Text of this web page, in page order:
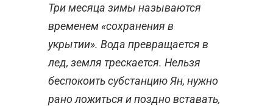
Три месяца зимы называются
временем «сохранения в
укрытии». Вода превращается в
лед, земля трескается. Нельзя
беспокоить субстанцию Ян, нужно
рано ложиться и поздно вставать,